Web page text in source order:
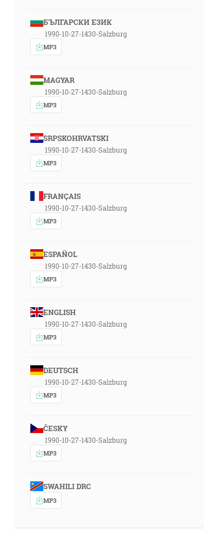
БЪЛГАРСКИ ЕЗИК
1990-10-27-1430-Salzburg
MP3
MAGYAR
1990-10-27-1430-Salzburg
MP3
SRPSKOHRVATSKI
1990-10-27-1430-Salzburg
MP3
FRANÇAIS
1990-10-27-1430-Salzburg
MP3
ESPAÑOL
1990-10-27-1430-Salzburg
MP3
ENGLISH
1990-10-27-1430-Salzburg
MP3
DEUTSCH
1990-10-27-1430-Salzburg
MP3
ČESKY
1990-10-27-1430-Salzburg
MP3
SWAHILI DRC
MP3